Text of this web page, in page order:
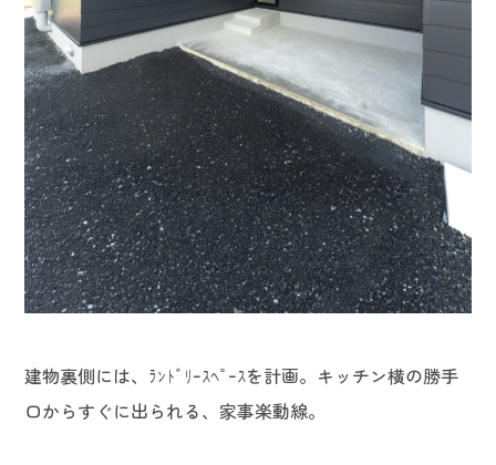
建物裏側には、ﾗﾝﾄﾞﾘｰｽﾍﾟｰｽを計画。キッチン横の勝手
口からすぐに出られる、家事楽動線。